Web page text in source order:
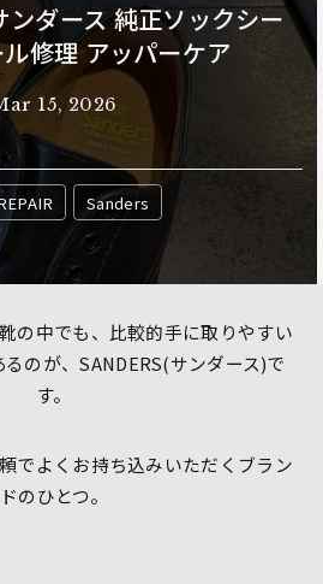
ンダース 純正ソックシー
修理 アッパーケア
15, 2026
Sanders
の中でも、比較的手に取りやすい
のが、SANDERS(サンダース)で
す。
でよくお持ち込みいただくブラン
ドのひとつ。